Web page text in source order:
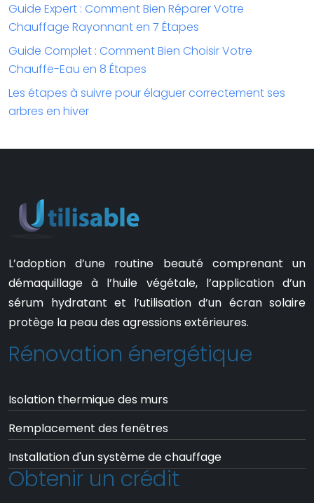
Guide Expert : Comment Bien Réparer Votre
Chauffage Rayonnant en 7 Étapes
Guide Complet : Comment Bien Choisir Votre
Chauffe-Eau en 8 Étapes
Les étapes à suivre pour élaguer correctement ses
arbres en hiver
L’adoption d’une routine beauté comprenant un
démaquillage à l’huile végétale, l’application d’un
sérum hydratant et l’utilisation d’un écran solaire
protège la peau des agressions extérieures.
Rénovation énergétique
Isolation thermique des murs
Remplacement des fenêtres
Installation d'un système de chauffage
Obtenir un crédit